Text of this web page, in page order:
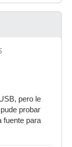
pero le
probar
fuente para